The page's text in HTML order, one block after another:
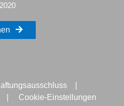
Cookie-Einstellungen